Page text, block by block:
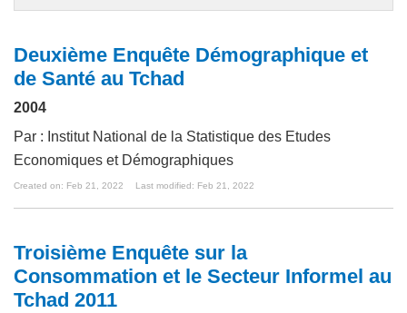
Deuxième Enquête Démographique et
de Santé au Tchad
2004
Par : Institut National de la Statistique des Etudes
Economiques et Démographiques
Created on: Feb 21, 2022 Last modified: Feb 21, 2022
Troisième Enquête sur la
Consommation et le Secteur Informel au
Tchad 2011